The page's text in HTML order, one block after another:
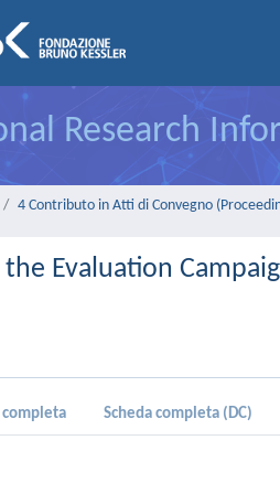
Research
4 Contributo in Atti di Convegno
Evaluation
completa Scheda completa (DC)